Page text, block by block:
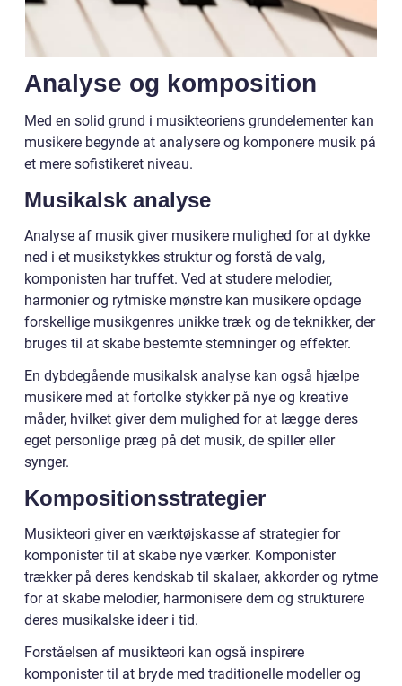
Analyse og komposition
Med en solid grund i musikteoriens grundelementer kan
musikere begynde at analysere og komponere musik på
et mere sofistikeret niveau.
Musikalsk analyse
Analyse af musik giver musikere mulighed for at dykke
ned i et musikstykkes struktur og forstå de valg,
komponisten har truffet. Ved at studere melodier,
harmonier og rytmiske mønstre kan musikere opdage
forskellige musikgenres unikke træk og de teknikker, der
bruges til at skabe bestemte stemninger og effekter.
En dybdegående musikalsk analyse kan også hjælpe
musikere med at fortolke stykker på nye og kreative
måder, hvilket giver dem mulighed for at lægge deres
eget personlige præg på det musik, de spiller eller
synger.
Kompositionsstrategier
Musikteori giver en værktøjskasse af strategier for
komponister til at skabe nye værker. Komponister
trækker på deres kendskab til skalaer, akkorder og rytme
for at skabe melodier, harmonisere dem og strukturere
deres musikalske ideer i tid.
Forståelsen af musikteori kan også inspirere
komponister til at bryde med traditionelle modeller og